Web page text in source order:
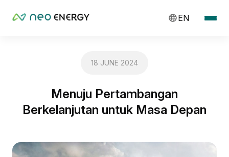
EN
18 JUNE 2024
Menuju Pertambangan
Berkelanjutan untuk Masa Depan